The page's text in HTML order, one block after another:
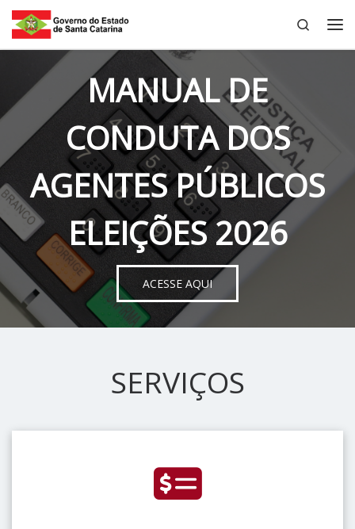
Skip to content
Search
MANUAL DE
CONDUTA DOS
AGENTES PÚBLICOS
ELEIÇÕES 2026
ACESSE AQUI
SERVIÇOS